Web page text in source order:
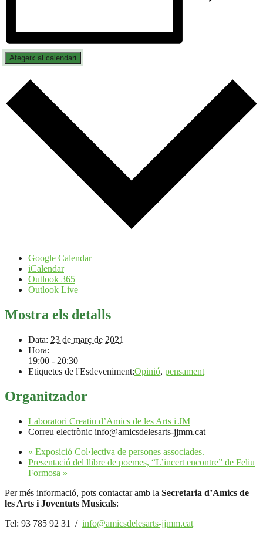
Afegeix al calendari
Google Calendar
iCalendar
Outlook 365
Outlook Live
Mostra els detalls
Data: 23 de març de 2021
Hora:
19:00 - 20:30
Etiquetes de l'Esdeveniment:Opinió, pensament
Organitzador
Laboratori Creatiu d’Amics de les Arts i JM
Correu electrònic info@amicsdelesarts-jjmm.cat
« Exposició Col·lectiva de persones associades.
Presentació del llibre de poemes, “L’incert encontre” de Feliu
Formosa »
Per més informació, pots contactar amb la Secretaria d’Amics de
les Arts i Joventuts Musicals:
Tel: 93 785 92 31 / info@amicsdelesarts-jjmm.cat